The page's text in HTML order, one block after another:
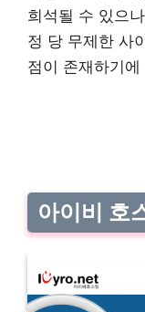
희석될 수 있으
정 당 무제한 사
점이 존재하기
아이비 호